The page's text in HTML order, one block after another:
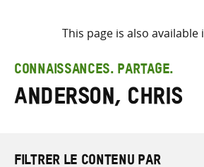
Saisir
les
termes
This page is also available
CONNAISSANCES. PARTAGE.
Anderson, Chris
FILTRER LE CONTENU PAR